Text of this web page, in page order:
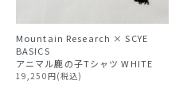
Mountain Research × SCYE
BASICS
アニマル鹿の子Tシャツ WHITE
19,250円(税込)